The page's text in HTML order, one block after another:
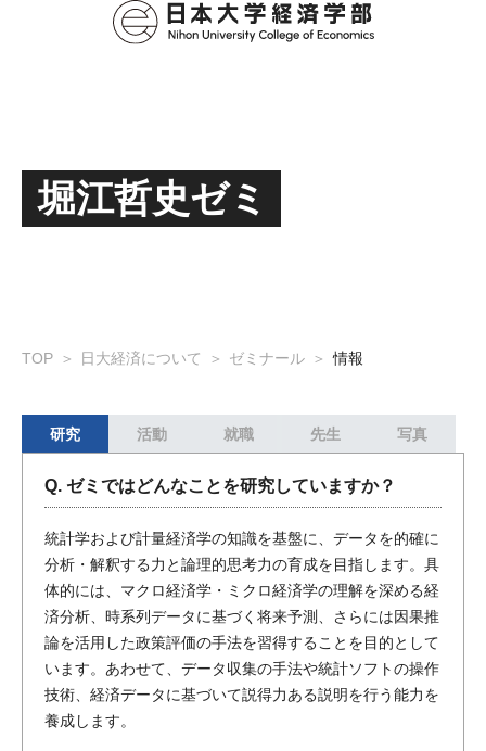
堀江哲史ゼミ
TOP 日大経済について ゼミナール 情報
研究 活動 就職 先生 写真
Q. ゼミではどんなことを研究していますか？
統計学および計量経済学の知識を基盤に、データを的確に
分析・解釈する力と論理的思考力の育成を目指します。具
体的には、マクロ経済学・ミクロ経済学の理解を深める経
済分析、時系列データに基づく将来予測、さらには因果推
論を活用した政策評価の手法を習得することを目的として
います。あわせて、データ収集の手法や統計ソフトの操作
技術、経済データに基づいて説得力ある説明を行う能力を
養成します。